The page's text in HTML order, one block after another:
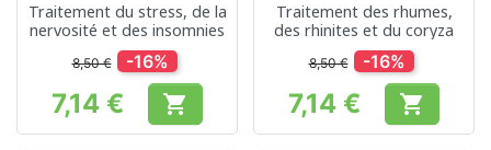
Traitement du stress, de la
nervosité et des insomnies
8,50 € -16%
Prix
7,14 € 
Traitement des rhumes,
des rhinites et du coryza
8,50 € -16%
Prix
7,14 € 